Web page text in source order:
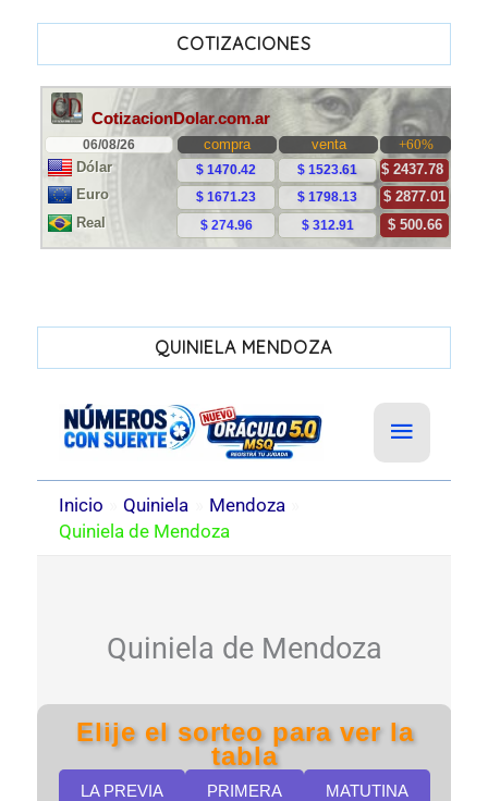
COTIZACIONES
QUINIELA MENDOZA